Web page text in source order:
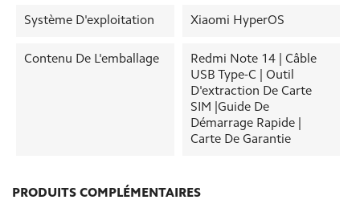
Système D'exploitation Xiaomi HyperOS
Contenu De L'emballage
Redmi Note 14 | Câble
USB Type-C | Outil
D'extraction De Carte
SIM |Guide De
Démarrage Rapide |
Carte De Garantie
PRODUITS COMPLÉMENTAIRES